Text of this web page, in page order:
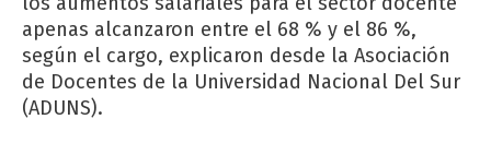
apenas alcanzaron entre el 68 % y el 86 %,
según el cargo, explicaron desde la Asociación
de Docentes de la Universidad Nacional Del Sur
(ADUNS).